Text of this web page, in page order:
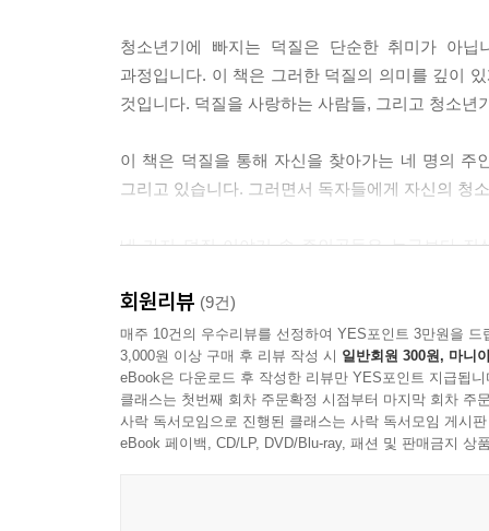
청소년기에 빠지는 덕질은 단순한 취미가 아
과정입니다. 이 책은 그러한 덕질의 의미를 깊이
것입니다. 덕질을 사랑하는 사람들, 그리고 청소
이 책은 덕질을 통해 자신을 찾아가는 네 명의 주
그리고 있습니다. 그러면서 독자들에게 자신의 청
네 가지 덕질 이야기 속 주인공들은 누구보다 진
회원리뷰 (9건)
매주 10건의 우수리뷰를 선정하여 YES포인트 3만원을 드
3,000원 이상 구매 후 리뷰 작성 시 일반회원 300원, 마니
eBook은 다운로드 후 작성한 리뷰만 YES포인트 지급됩니
클래스는 첫번째 회차 주문확정 시점부터 마지막 회차 주
사락 독서모임으로 진행된 클래스는 사락 독서모임 게시
eBook 페이백, CD/LP, DVD/Blu-ray, 패션 및 판매금지 상